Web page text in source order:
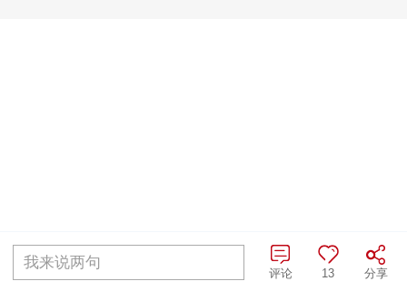
我来说两句
分享
13
评论